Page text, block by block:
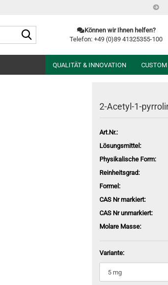
Können wir Ihnen helfen?
Telefon: +49 (0)89 41325355-100
QUALITÄT & INNOVATION
2-Acetyl-1-
Art.Nr.:
Lösungsmittel:
Physikalische Form:
Reinheitsgrad:
Formel:
CAS Nr markiert:
CAS Nr unmarkiert:
Molare Masse:
Variante: